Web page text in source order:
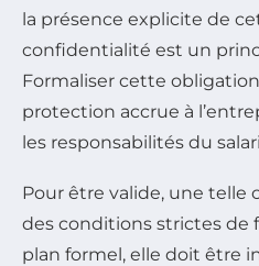
la présence explicite de
confidentialité est un
Formaliser cette
protection accrue à
les responsabilités du
Pour être valide, une telle
des conditions strictes de
plan formel, elle doit être